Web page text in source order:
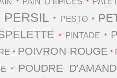
* PAIN D'ÉPICES *
PERSIL * PESTO *
* PINTADE *
* POIVRON ROUGE *
* POUDRE